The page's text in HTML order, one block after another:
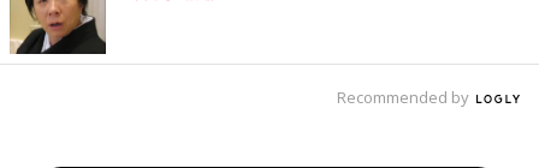
Recommended by